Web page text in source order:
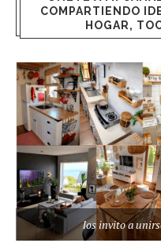
COMPARTIENDO
HOGAR,
los invito a